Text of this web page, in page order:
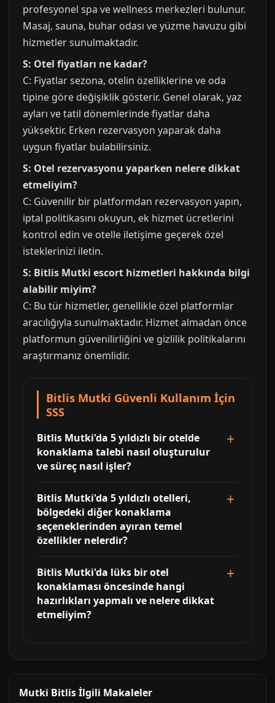
profesyonel spa ve wellness merkezleri bulunur.
Masaj, sauna, buhar odası ve yüzme havuzu gibi
hizmetler sunulmaktadır.
S: Otel fiyatları ne kadar?
C: Fiyatlar sezona, otelin özelliklerine ve oda
tipine göre değişiklik gösterir. Genel olarak, yaz
ayları ve tatil dönemlerinde fiyatlar daha
yüksektir. Erken rezervasyon yaparak daha
uygun fiyatlar bulabilirsiniz.
S: Otel rezervasyonu yaparken nelere dikkat
etmeliyim?
C: Güvenilir bir platformdan rezervasyon yapın,
iptal politikasını okuyun, ek hizmet ücretlerini
kontrol edin ve otelle iletişime geçerek özel
isteklerinizi iletin.
S: Bitlis Mutki escort hizmetleri hakkında bilgi
alabilir miyim?
C: Bu tür hizmetler, genellikle özel platformlar
aracılığıyla sunulmaktadır. Hizmet almadan önce
platformun güvenilirliğini ve gizlilik politikalarını
araştırmanız önemlidir.
Bitlis Mutki Güvenli Kullanım İçin
SSS
Bitlis Mutki'da 5 yıldızlı bir otelde
konaklama talebi nasıl oluşturulur
ve süreç nasıl işler?
Bitlis Mutki'da 5 yıldızlı otelleri,
bölgedeki diğer konaklama
seçeneklerinden ayıran temel
özellikler nelerdir?
Bitlis Mutki'da lüks bir otel
konaklaması öncesinde hangi
hazırlıkları yapmalı ve nelere dikkat
etmeliyim?
Mutki Bitlis İlgili Makaleler